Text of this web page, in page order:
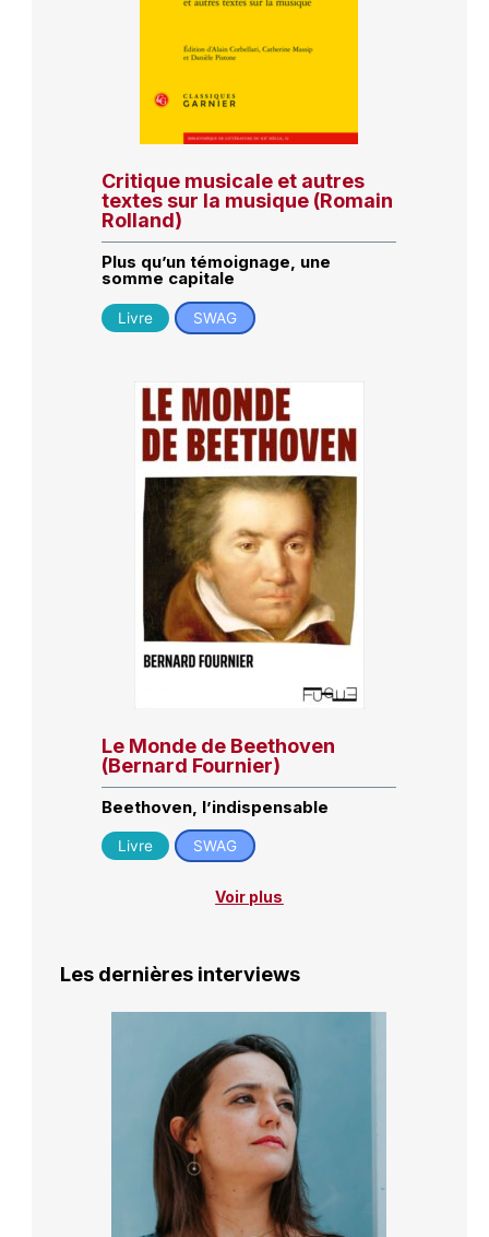
Critique musicale et autres
textes sur la musique (Romain
Rolland)
Plus qu’un témoignage, une
somme capitale
Livre SWAG
Le Monde de Beethoven
(Bernard Fournier)
Beethoven, l’indispensable
Livre SWAG
Voir plus
Les dernières interviews